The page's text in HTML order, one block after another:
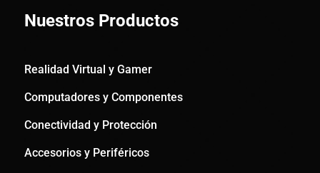
Nuestros Productos
Realidad Virtual y Gamer
Computadores y Componentes
Conectividad y Protección
Accesorios y Periféricos